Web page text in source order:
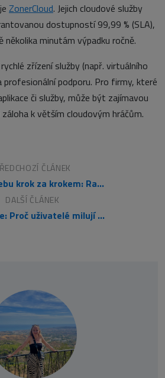
ZonerCloud. Jejich cloudové služby
dostupností 99,99 % (SLA),
několika minutám výpadku ročně.
zřízení služby (např. virtuálního
profesionální podporu. Pro firmy, které
či služby, může být zajímavou
k větším cloudovým hráčům.
ČLÁNEK
Údržba webu krok za krokem: Rady pro rok 2026
DALŠÍ ČLÁNEK
Dark mode: Proč uživatelé milují tmavý režim a jak ho správně implementovat